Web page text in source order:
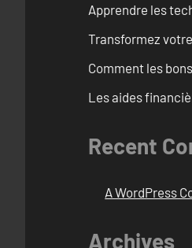
Apprendre les
Transformez
Comment les
Les aides
Recent
A WordPress
Archives